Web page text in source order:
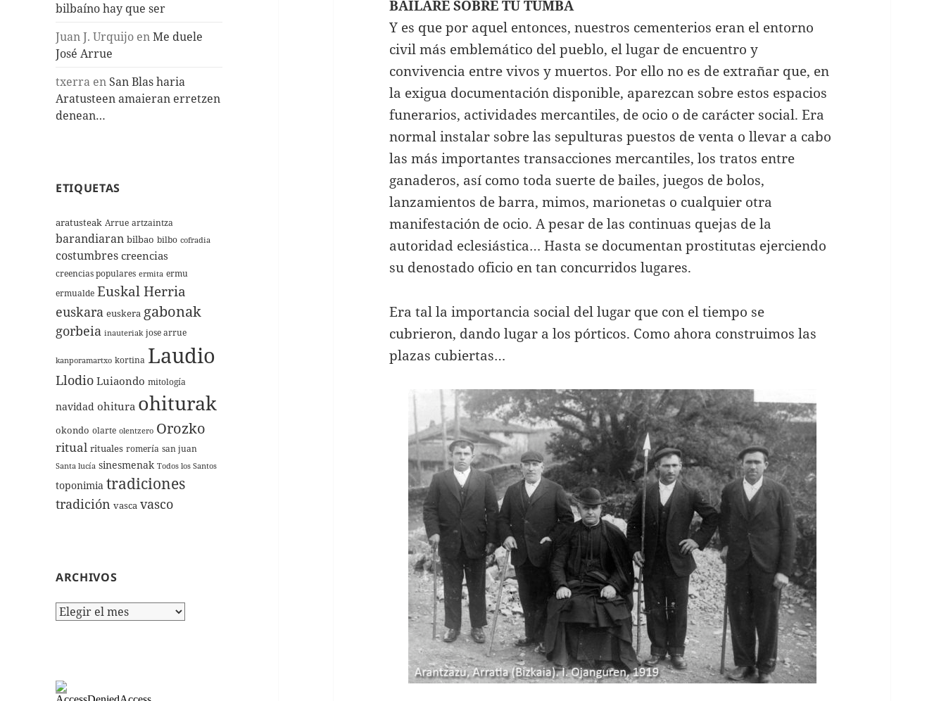
bilbaíno hay que ser
Juan J. Urquijo enMe duele
José Arrue
txerra en San Blas haria
Aratusteen amaieran erretzen
denean…
ETIQUETAS
aratusteak Arrue artzaintza
barandiaran bilbao bilbo cofradia
costumbres creencias
creencias populares ermita ermu
ermualde Euskal Herria
euskara euskera gabonak
gorbeia inauteriak jose arrue
kanporamartxo kortina Laudio
Llodio Luiaondo mitología
navidad ohitura ohiturak
okondo olarte olentzero Orozko
ritual rituales romería san juan
Santa lucía sinesmenak Todos los Santos
toponimia tradiciones
tradición vasca vasco
ARCHIVOS
Archivos
BAILARÉ SOBRE TU TUMBA
Y es que por aquel entonces, nuestros cementerios eran el entorno
civil más emblemático del pueblo, el lugar de encuentro y
convivencia entre vivos y muertos. Por ello no es de extrañar que, en
la exigua documentación disponible, aparezcan sobre estos espacios
funerarios, actividades mercantiles, de ocio o de carácter social. Era
normal instalar sobre las sepulturas puestos de venta o llevar a cabo
las más importantes transacciones mercantiles, los tratos entre
ganaderos, así como toda suerte de bailes, juegos de bolos,
lanzamientos de barra, mimos, marionetas o cualquier otra
manifestación de ocio. A pesar de las continuas quejas de la
autoridad eclesiástica… Hasta se documentan prostitutas ejerciendo
su denostado oficio en tan concurridos lugares.
Era tal la importancia social del lugar que con el tiempo se
cubrieron, dando lugar a los pórticos. Como ahora construimos las
plazas cubiertas…